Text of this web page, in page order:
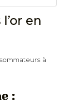
en
à
: